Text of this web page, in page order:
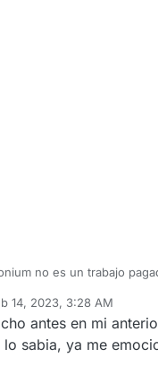
no es un trabajo
han dicho sus razones, el
para mods. Lo
el anticheat y eso ya lo
hay otro proyecto con BO3
14, 2023, 3:28 AM
antes en mi
sabia, ya me